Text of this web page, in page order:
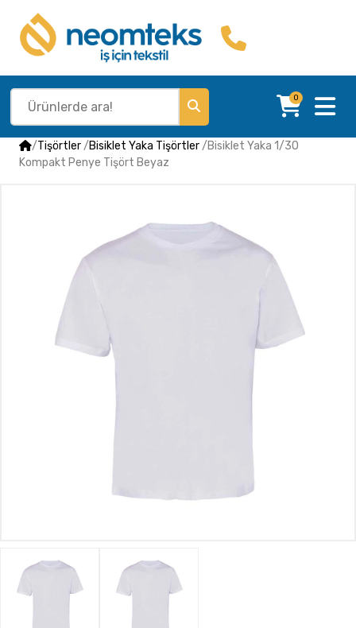
0
/Tişörtler/Bisiklet Yaka Tişörtler/Bisiklet Yaka 1/30
Kompakt Penye Tişört Beyaz